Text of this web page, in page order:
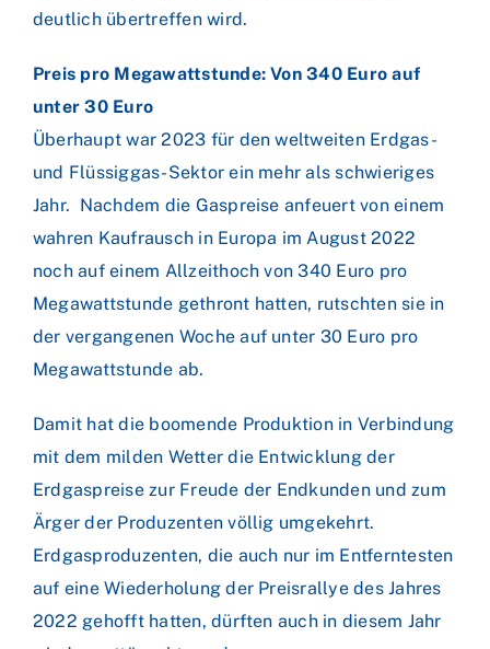
deutlich übertreffen wird.
Preis pro Megawattstunde: Von 340 Euro auf
unter 30 Euro
Überhaupt war 2023 für den weltweiten Erdgas-
und Flüssiggas-Sektor ein mehr als schwieriges
Jahr. Nachdem die Gaspreise anfeuert von einem
wahren Kaufrausch in Europa im August 2022
noch auf einem Allzeithoch von 340 Euro pro
Megawattstunde gethront hatten, rutschten sie in
der vergangenen Woche auf unter 30 Euro pro
Megawattstunde ab.
Damit hat die boomende Produktion in Verbindung
mit dem milden Wetter die Entwicklung der
Erdgaspreise zur Freude der Endkunden und zum
Ärger der Produzenten völlig umgekehrt.
Erdgasproduzenten, die auch nur im Entferntesten
auf eine Wiederholung der Preisrallye des Jahres
2022 gehofft hatten, dürften auch in diesem Jahr